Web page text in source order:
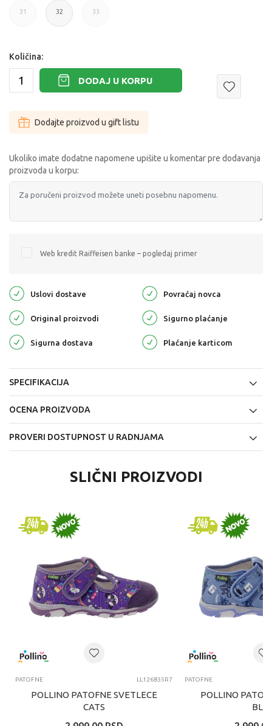
31
32 33
Količina:
DODAJ U KORPU
Dodajte proizvod u gift listu
Ukoliko imate dodatne napomene upišite u komentar pre dodavanja
proizvoda u korpu:
Web kredit Raiffeisen banke – pogledaj primer
Uslovi dostave Povraćaj novca
Original proizvodi Sigurno plaćanje
Sigurna dostava Plaćanje karticom
SPECIFIKACIJA
OCENA PROIZVODA
PROVERI DOSTUPNOST U RADNJAMA
SLIČNI PROIZVODI
PATOFNE LL126835R7
POLLINO PATOFNE SVETLECE
CATS
PATOFNE
POLLINO